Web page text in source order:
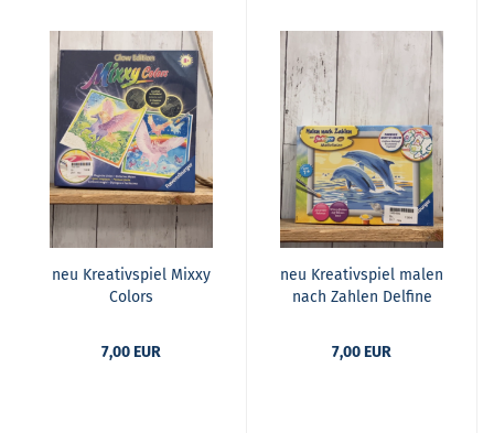
neu Krea­tiv­spiel Mixxy
Co­lors
7,00 EUR
neu Krea­tiv­spiel malen
nach Zah­len Del­fi­ne
7,00 EUR